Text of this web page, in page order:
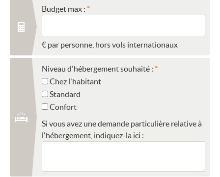
Budget max :
€ par personne, hors vols internationaux
Niveau d'hébergement souhaité :
Chez l'habitant
Standard
Confort
Si vous avez une demande particulière relative à
l'hébergement, indiquez-la ici :